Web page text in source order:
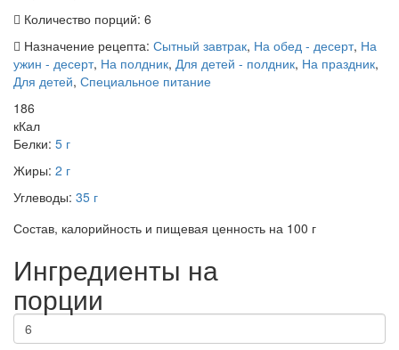
Количество порций: 6
Назначение рецепта: Сытный завтрак, На обед - десерт, На
ужин - десерт, На полдник, Для детей - полдник, На праздник,
Для детей, Специальное питание
186
кКал
Белки: 5 г
Жиры: 2 г
Углеводы: 35 г
Состав, калорийность и пищевая ценность на 100 г
Ингредиенты на
порции